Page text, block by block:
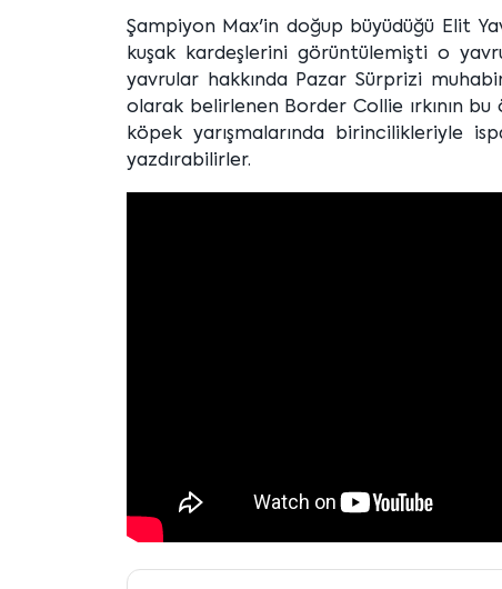
Şampiyon Max'in doğup büyüdüğü Elit
kuşak kardeşlerini görüntülemişti o
yavrular hakkında Pazar Sürprizi
olarak belirlenen Border Collie ırkının
köpek yarışmalarında birincilikleriyle
yazdırabilirler.